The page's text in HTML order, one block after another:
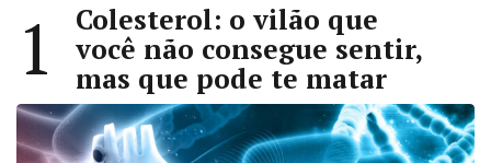
1
Colesterol: o vilão que
você não consegue sentir,
mas que pode te matar